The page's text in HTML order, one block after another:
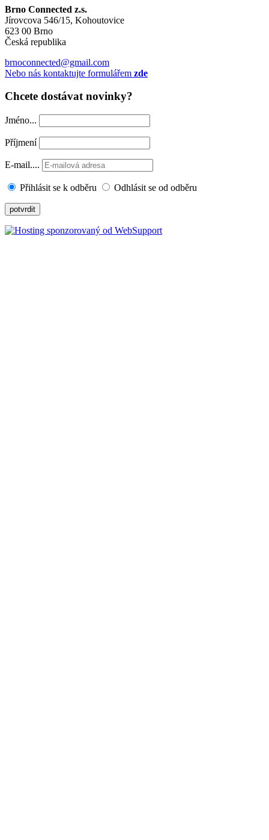
Brno Connected z.s.
Jírovcova 546/15, Kohoutovice
623 00 Brno
Česká republika
brnoconnected@gmail.com
Nebo nás kontaktujte formulářem zde
Chcete dostávat novinky?
Jméno...
Příjmení
E-mail....
Přihlásit se k odběru Odhlásit se od odběru